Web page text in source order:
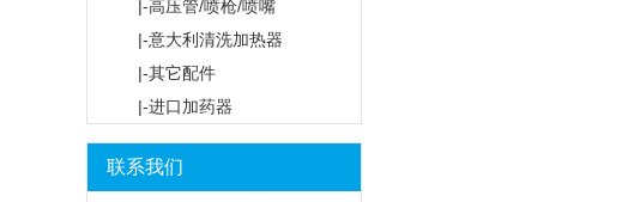
|-高压管/喷枪/喷嘴
|-意大利清洗加热器
|-其它配件
|-进口加药器
联系我们